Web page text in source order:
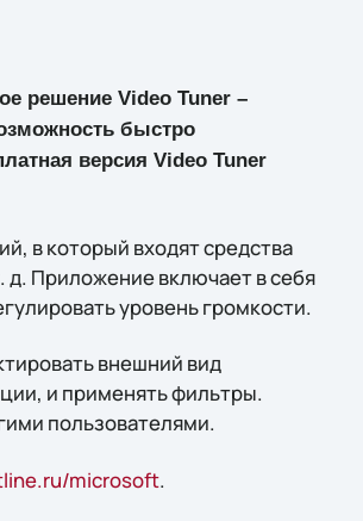
решение Video Tuner –
быстро
версия Video Tuner
в который входят средства
д. Приложение включает в себя
уровень громкости.
внешний вид
и применять фильтры.
пользователями.
microsoft.